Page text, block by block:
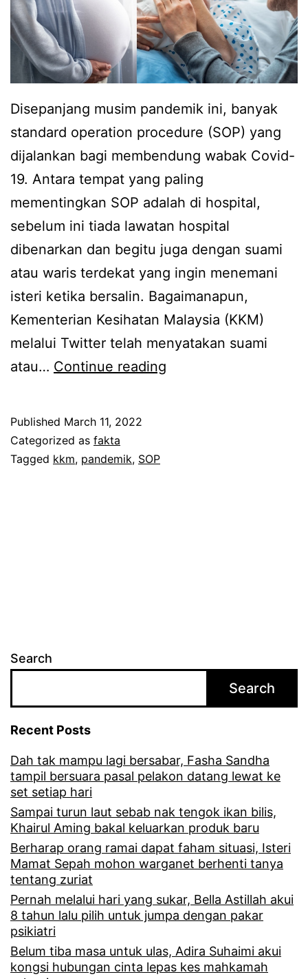
Disepanjang musim pandemik ini, banyak
standard operation procedure (SOP) yang
dijalankan bagi membendung wabak Covid-
19. Antara tempat yang paling
mementingkan SOP adalah di hospital,
sebelum ini tiada lawatan hospital
dibenarkan dan begitu juga dengan suami
atau waris terdekat yang ingin menemani
isteri ketika bersalin. Bagaimanapun,
Kementerian Kesihatan Malaysia (KKM)
melalui Twitter telah menyatakan suami
atau… Continue reading
d
n
a
r
k
a
t
e
m
a
Published March 11, 2022
Categorized as fakta
Tagged kkm, pandemik, SOP
Search
Search
Recent Posts
Dah tak mampu lagi bersabar, Fasha Sandha
tampil bersuara pasal pelakon datang lewat ke
set setiap hari
Sampai turun laut sebab nak tengok ikan bilis,
Khairul Aming bakal keluarkan produk baru
Berharap orang ramai dapat faham situasi, Isteri
Mamat Sepah mohon warganet berhenti tanya
tentang zuriat
Pernah melalui hari yang sukar, Bella Astillah akui
8 tahun lalu pilih untuk jumpa dengan pakar
psikiatri
Belum tiba masa untuk ulas, Adira Suhaimi akui
kongsi hubungan cinta lepas kes mahkamah